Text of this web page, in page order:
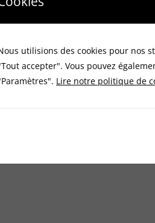
utilisions des cookies pour nos
accepter". Vous pouvez
Lire notre politique de